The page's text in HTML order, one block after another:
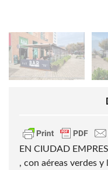
EN CIUDAD
, con aéreas verdes